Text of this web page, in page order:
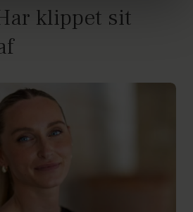
i forbindelse hermed i både
og
klippet sit